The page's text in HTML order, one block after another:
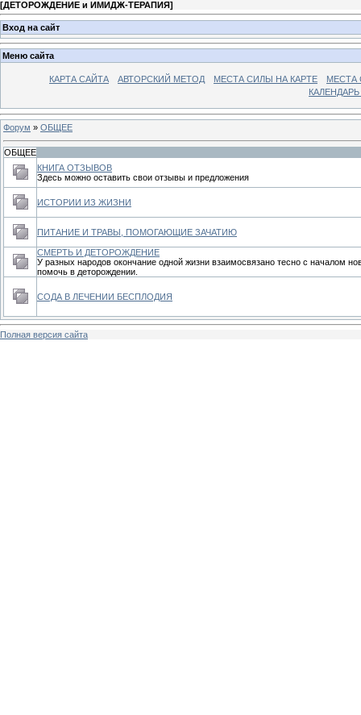
[ДЕТОРОЖДЕНИЕ и ИМИДЖ-ТЕРАПИЯ]
Вход на сайт
Меню сайта
КАРТА САЙТА АВТОРСКИЙ МЕТОД МЕСТА СИЛЫ НА КАРТЕ
МЕСТА
Форум » ОБЩЕЕ
ОБЩЕЕ
КНИГА ОТЗЫВОВ
Здесь можно оставить свои отзывы и предложения
ИСТОРИИ ИЗ ЖИЗНИ
ПИТАНИЕ И ТРАВЫ, ПОМОГАЮЩИЕ ЗАЧАТИЮ
СМЕРТЬ И ДЕТОРОЖДЕНИЕ
У разных народов окончание одной жизни взаимосвязано тесно с началом
помочь в деторождении.
СОДА В ЛЕЧЕНИИ БЕСПЛОДИЯ
Полная версия сайта